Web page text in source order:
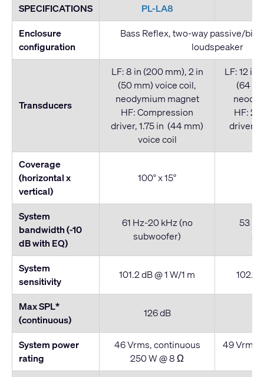
SPECIFICATIONS PL-LA8
Enclosure
configuration
Bass Reflex, two-way passive/bi-
loudspeaker
Transducers
LF: 8 in (200 mm), 2 in
(50 mm) voice coil,
neodymium magnet
HF: Compression
driver, 1.75 in (44 mm)
voice coil
LF: 12 in
(64
HF:
driver,
Coverage
(horizontal x
vertical)
100° x 15°
System
bandwidth (-10
dB with EQ)
61 Hz-20 kHz (no
subwoofer)
53
System
sensitivity
101.2 dB @ 1 W/1 m 102.3
Max SPL*
(continuous)
126 dB
System power
rating
46 Vrms, continuous
250 W @ 8 Ω
49 Vrms,